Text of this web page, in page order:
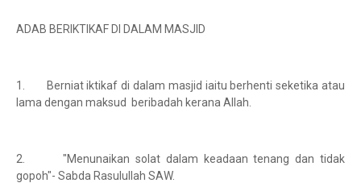
ADAB BERIKTIKAF DI DALAM MASJID
1. Berniat iktikaf di dalam masjid iaitu berhenti seketika atau
lama dengan maksud beribadah kerana Allah.
2. "Menunaikan solat dalam keadaan tenang dan tidak
gopoh"- Sabda Rasulullah SAW.